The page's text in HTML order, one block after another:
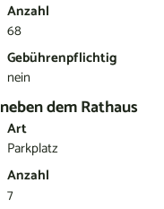
Anzahl
68
Gebührenpflichtig
nein
neben dem Rathaus
Art
Parkplatz
Anzahl
7